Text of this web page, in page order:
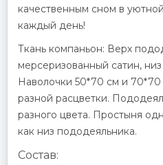
качественным сном в
каждый день!
Ткань компаньон: Верх
мерсеризованный сатин,
Наволочки 50*70 см и 70*70
разной расцветки.
разного цвета. Простыня
как низ пододеяльника.
Состав: